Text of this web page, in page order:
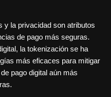
y la privacidad son atributos
de pago más seguras.
la tokenización se ha
más eficaces para mitigar
pago digital aún más